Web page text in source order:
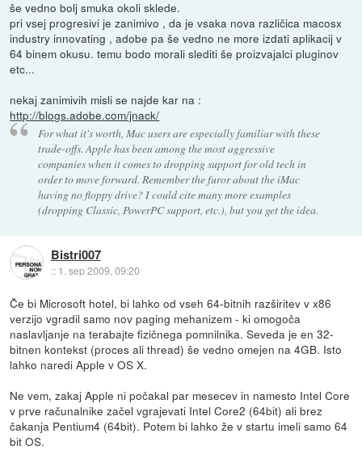
še vedno bolj smuka okoli sklede.
pri vsej progresivi je zanimivo , da je vsaka nova različica macosx
industry innovating , adobe pa še vedno ne more izdati aplikacij v
64 binem okusu. temu bodo morali slediti še proizvajalci pluginov
etc...
nekaj zanimivih misli se najde kar na :
http://blogs.adobe.com/jnack/
For what it's worth, Mac users are especially familiar with these
trade-offs. Apple has been among the most aggressive
companies when it comes to dropping support for old tech in
order to move forward. Remember the furor about the iMac
having no floppy drive? I could cite many more examples
(dropping Classic, PowerPC support, etc.), but you get the idea.
Bistri007
:: 1. sep 2009, 09:20
Če bi Microsoft hotel, bi lahko od vseh 64-bitnih razširitev v x86
verzijo vgradil samo nov paging mehanizem - ki omogoča
naslavljanje na terabajte fizičnega pomnilnika. Seveda je en 32-
bitnen kontekst (proces ali thread) še vedno omejen na 4GB. Isto
lahko naredi Apple v OS X.
Ne vem, zakaj Apple ni počakal par mesecev in namesto Intel Core
v prve računalnike začel vgrajevati Intel Core2 (64bit) ali brez
čakanja Pentium4 (64bit). Potem bi lahko že v startu imeli samo 64
bit OS.